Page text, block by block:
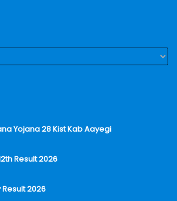
Yojana 28 Kist Kab Aayegi
Result 2026
2026